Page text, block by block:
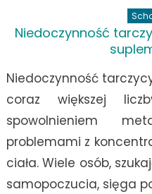
Niedoczynność
Niedoczynność
coraz większej
spowolnieniem
problemami z
ciała. Wiele osób,
samopoczucia, sięga